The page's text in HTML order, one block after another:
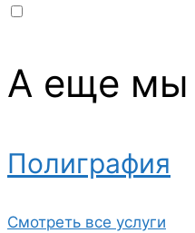
А еще мы
Полиграфия
Смотреть все услуги